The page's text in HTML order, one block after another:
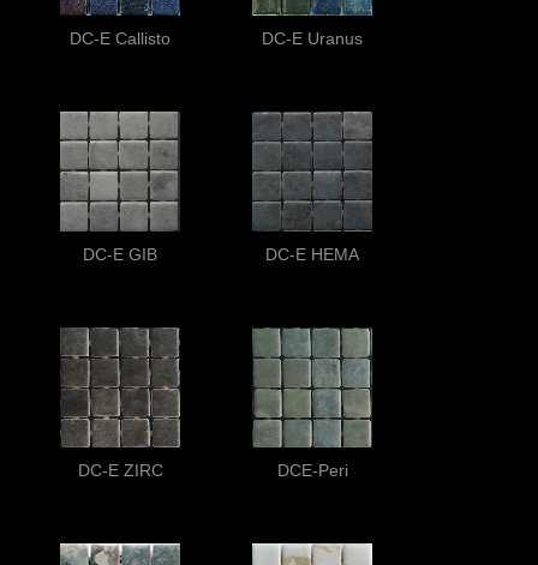
DC-E Callisto DC-E Uranus
DC-E GIB DC-E HEMA
DC-E ZIRC DCE-Peri